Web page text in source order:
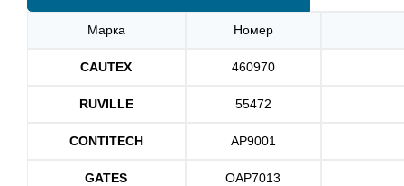
Марка Номер
CAUTEX 460970
RUVILLE 55472
CONTITECH AP9001
GATES OAP7013